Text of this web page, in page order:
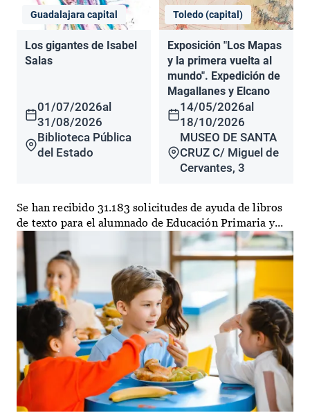
Guadalajara capital
Los gigantes de Isabel
Salas
01/07/2026al
31/08/2026
Biblioteca Pública
del Estado
Toledo (capital)
Exposición "Los Mapas
y la primera vuelta al
mundo". Expedición de
Magallanes y Elcano
14/05/2026al
18/10/2026
MUSEO DE SANTA
CRUZ C/ Miguel de
Cervantes, 3
Se han recibido 31.183 solicitudes de ayuda de libros
de texto para el alumnado de Educación Primaria y...